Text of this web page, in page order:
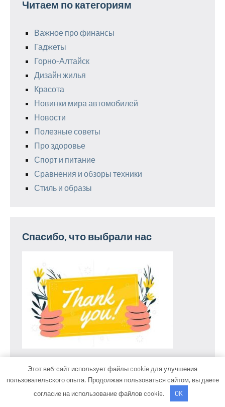
Читаем по категориям
Важное про финансы
Гаджеты
Горно-Алтайск
Дизайн жилья
Красота
Новинки мира автомобилей
Новости
Полезные советы
Про здоровье
Спорт и питание
Сравнения и обзоры техники
Стиль и образы
Спасибо, что выбрали нас
Тема WordPress: Occasio от ThemeZee.
Этот веб-сайт использует файлы cookie для улучшения
пользовательского опыта. Продолжая пользоваться сайтом, вы даете
согласие на использование файлов cookie.
OK